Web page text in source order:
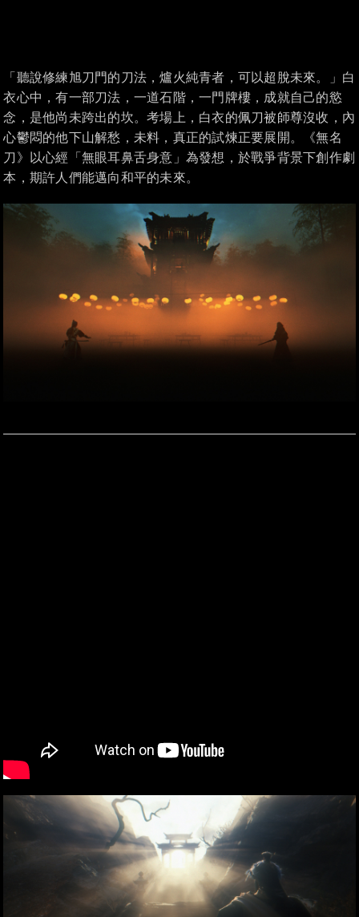
「聽說修練旭刀門的刀法，爐火純青者，可以超脫未來。」白
衣心中，有一部刀法，一道石階，一門牌樓，成就自己的慾
念，是他尚未跨出的坎。考場上，白衣的佩刀被師尊沒收，內
心鬱悶的他下山解愁，未料，真正的試煉正要展開。《無名
刀》以心經「無眼耳鼻舌身意」為發想，於戰爭背景下創作劇
本，期許人們能邁向和平的未來。